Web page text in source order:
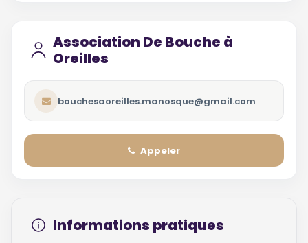
Association De Bouche à
Oreilles
bouchesaoreilles.manosque@gmail.com
Appeler
Informations pratiques